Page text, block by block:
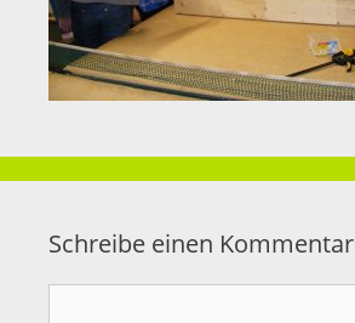
Schreibe einen Kommentar